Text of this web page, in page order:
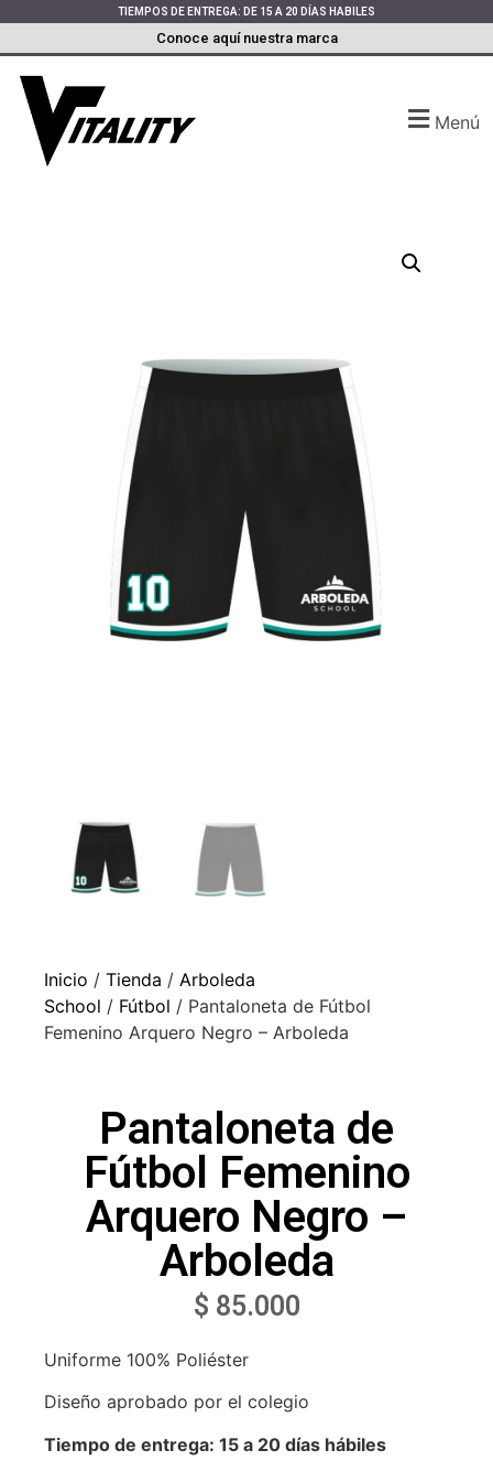
TIEMPOS DE ENTREGA: DE 15 A 20 DÍAS HABILES
Conoce aquí nuestra marca
Menú
Inicio / Tienda / Arboleda
School / Fútbol / Pantaloneta de Fútbol
Femenino Arquero Negro – Arboleda
Pantaloneta de
Fútbol Femenino
Arquero Negro –
Arboleda
$ 85.000
Uniforme 100% Poliéster
Diseño aprobado por el colegio
Tiempo de entrega: 15 a 20 días hábiles